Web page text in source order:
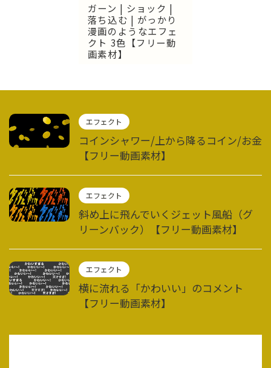
ガーン | ショック |
落ち込む | がっかり
漫画のようなエフェ
クト 3色【フリー動
画素材】
エフェクト
コインシャワー/上から降るコイン/お金
【フリー動画素材】
エフェクト
斜め上に飛んでいくジェット風船（グ
リーンバック）【フリー動画素材】
エフェクト
横に流れる「かわいい」のコメント
【フリー動画素材】